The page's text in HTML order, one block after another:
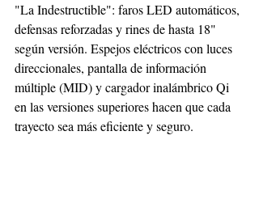
"La Indestructible": faros LED automáticos,
defensas reforzadas y rines de hasta 18"
según versión. Espejos eléctricos con luces
direccionales, pantalla de información
múltiple (MID) y cargador inalámbrico Qi
en las versiones superiores hacen que cada
trayecto sea más eficiente y seguro.